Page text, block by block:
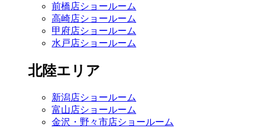
前橋店ショールーム
高崎店ショールーム
甲府店ショールーム
水戸店ショールーム
北陸エリア
新潟店ショールーム
富山店ショールーム
金沢・野々市店ショールーム